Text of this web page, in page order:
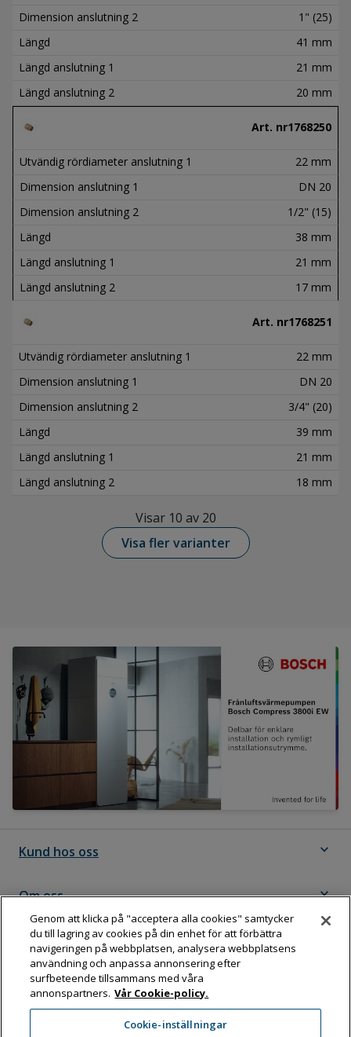
Dimension anslutning 2
1" (25)
Längd
41 mm
Längd anslutning 1
21 mm
Längd anslutning 2
20 mm
Art. nr1768250
Utvändig rördiameter anslutning 1
22 mm
Dimension anslutning 1
DN 20
Dimension anslutning 2
1/2" (15)
Längd
38 mm
Längd anslutning 1
21 mm
Längd anslutning 2
17 mm
Art. nr1768251
Utvändig rördiameter anslutning 1
22 mm
Dimension anslutning 1
DN 20
Dimension anslutning 2
3/4" (20)
Längd
39 mm
Längd anslutning 1
21 mm
Längd anslutning 2
18 mm
Visar 10 av 20
Visa fler varianter
Kund hos oss expand_more
Om oss expand_more
Följ Dahl
Dahl Sverige AB
Genom att klicka på "acceptera alla cookies" samtycker
du till lagring av cookies på din enhet för att förbättra
navigeringen på webbplatsen, analysera webbplatsens
användning och anpassa annonsering efter
surfbeteende tillsammans med våra
annonspartners. Vår Cookie-policy.
Cookie-inställningar